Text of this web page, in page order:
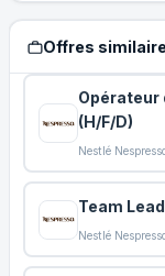
Offres
Opérateur
(H/F/D)
Nestlé
Team
Nestlé